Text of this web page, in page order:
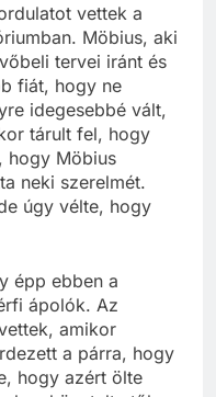
vettek a
Möbius, aki
tervei iránt és
fiát, hogy ne
idegesebbé vált,
tárult fel, hogy
hogy Möbius
neki szerelmét.
úgy vélte, hogy
épp ebben a
ápolók. Az
amikor
a párra, hogy
hogy azért ölte